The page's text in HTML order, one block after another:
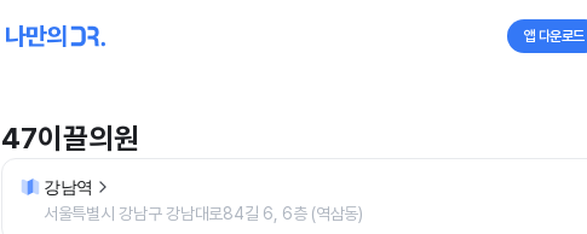
앱 다운로드
47이끌의원
강남역
서울특별시 강남구 강남대로84길 6, 6층 (역삼동)